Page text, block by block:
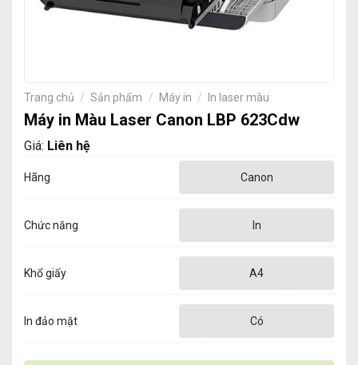
Trang chủ / Sản phẩm / Máy in / In laser màu
Máy in Màu Laser Canon LBP 623Cdw
Giá: Liên hệ
Hãng Canon
Chức năng In
Khổ giấy A4
In đảo mặt Có